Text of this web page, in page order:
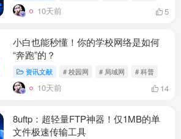
10天前 5
小白也能秒懂！你的学校网络是如何
“奔跑”的？
资讯文献 # 校园网 # 局域网 # 科普
10天前 14
8uftp：超轻量FTP神器！仅1MB的单
文件极速传输工具